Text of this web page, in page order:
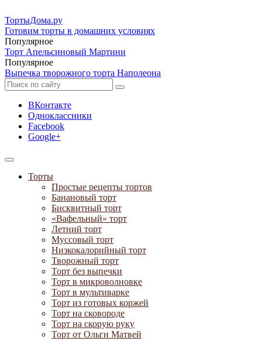
ТортыДома.ру
Готовим торты в домашних условиях
Популярное
Торт Апельсиновый Мартини
Популярное
Выпечка творожного торта Наполеона
ВКонтакте
Одноклассники
Facebook
Google+
Торты
Простые рецепты тортов
Банановый торт
Бисквитный торт
«Вафельный» торт
Летний торт
Муссовый торт
Низкокалорийный торт
Творожный торт
Торт без выпечки
Торт в микроволновке
Торт в мультиварке
Торт из готовых коржей
Торт на сковороде
Торт на скорую руку
Торт от Ольги Матвей